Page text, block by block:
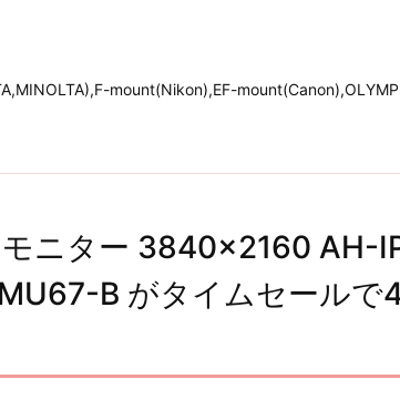
mount(Nikon),EF-
ニター 3840×2160 AH-
B がタイムセールで